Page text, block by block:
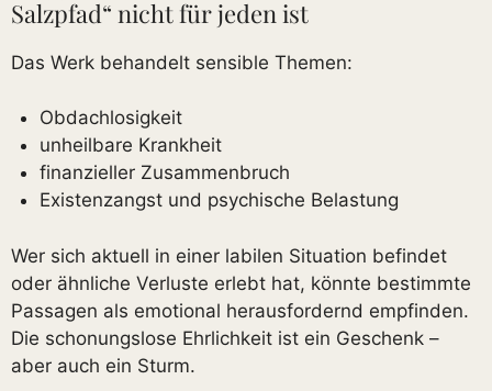
Salzpfad“ nicht für jeden ist
Das Werk behandelt sensible Themen:
Obdachlosigkeit
unheilbare Krankheit
finanzieller Zusammenbruch
Existenzangst und psychische Belastung
Wer sich aktuell in einer labilen Situation befindet
oder ähnliche Verluste erlebt hat, könnte bestimmte
Passagen als emotional herausfordernd empfinden.
Die schonungslose Ehrlichkeit ist ein Geschenk –
aber auch ein Sturm.